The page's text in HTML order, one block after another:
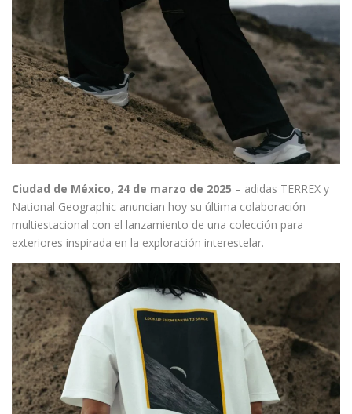
Ciudad de México, 24 de marzo de 2025 – adidas TERREX y
National Geographic anuncian hoy su última colaboración
multiestacional con el lanzamiento de una colección para
exteriores inspirada en la exploración interestelar.